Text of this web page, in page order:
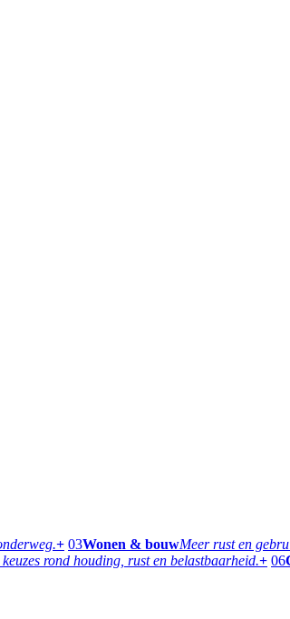
+ 03Wonen & bouwMeer rust en
rond houding, rust en belastbaarheid.+ 06